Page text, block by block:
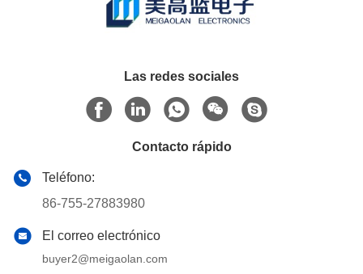
Las redes sociales
Contacto rápido
Teléfono:
86-755-27883980
El correo electrónico
buyer2@meigaolan.com